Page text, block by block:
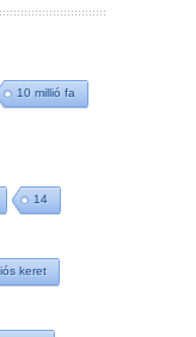
10 millió fa
14
keret